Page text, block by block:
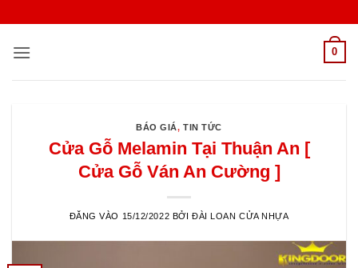
nội
0
BÁO GIÁ,TIN TỨC
Cửa Gỗ Melamin Tại Thuận An [
Cửa Gỗ Ván An Cường ]
ĐĂNG VÀO 15/12/2022 BỞI ĐÀI LOAN CỬA NHỰA